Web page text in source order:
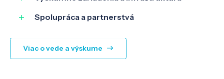
Spolupráca a partnerstvá
Viac o vede a výskume